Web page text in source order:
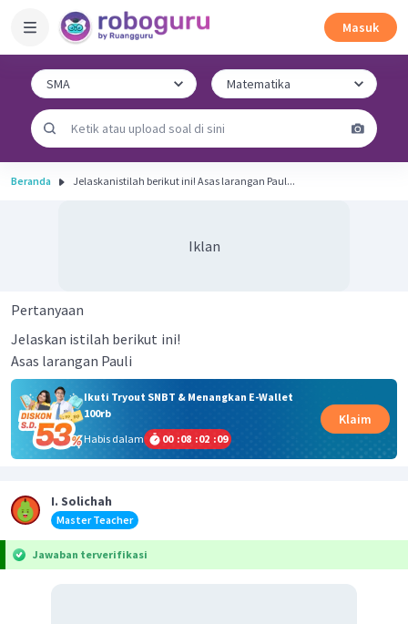
Masuk
Beranda Jelaskanistilah berikut ini! Asas larangan Paul...
Iklan
Pertanyaan
Jelaskan istilah berikut ini!
Asas larangan Pauli
Ikuti Tryout SNBT & Menangkan E-Wallet
100rb
Habis dalam
00 :08 :02 :09
Klaim
I. Solichah
Master Teacher
Jawaban terverifikasi